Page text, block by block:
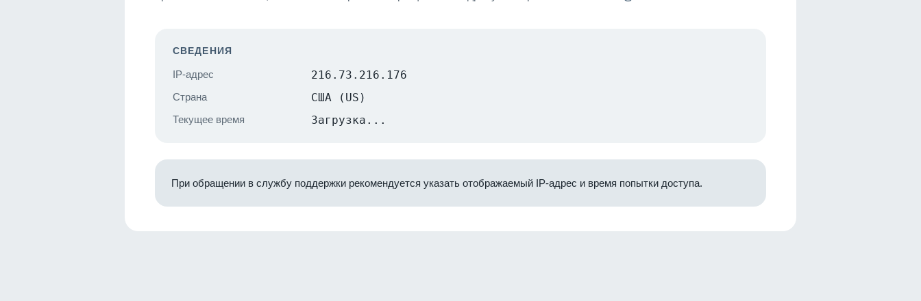
СВЕДЕНИЯ
IP-адрес 216.73.216.176
Страна США (US)
Текущее время Загрузка...
При обращении в службу поддержки рекомендуется указать отображаемый IP-адрес и время попытки доступа.